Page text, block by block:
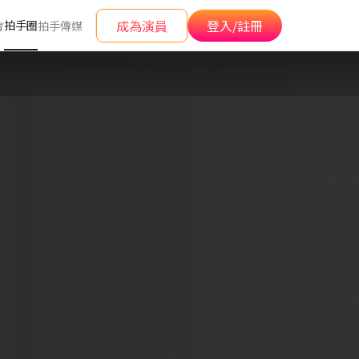
拍手圈拍手傳媒 成為演員 登入/註冊